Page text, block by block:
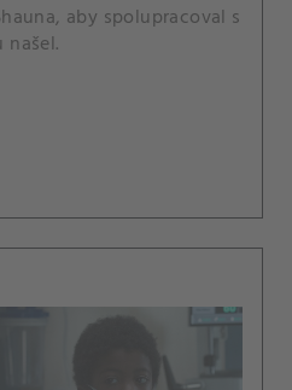
aby spolupracoval s